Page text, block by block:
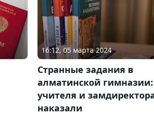
16:12, 05 марта 2024
Странные задания в
алматинской гимназии:
учителя и
наказали